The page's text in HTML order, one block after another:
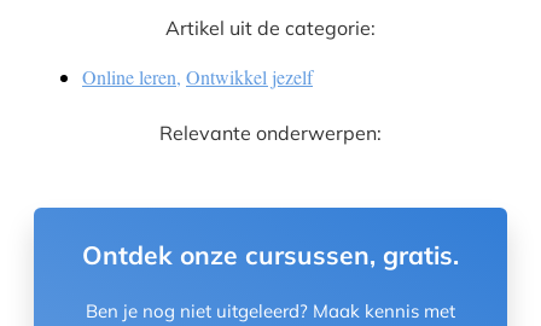
Artikel uit de categorie:
Online leren, Ontwikkel jezelf
Relevante onderwerpen:
Ontdek onze cursussen, gratis.
Ben je nog niet uitgeleerd? Maak kennis met